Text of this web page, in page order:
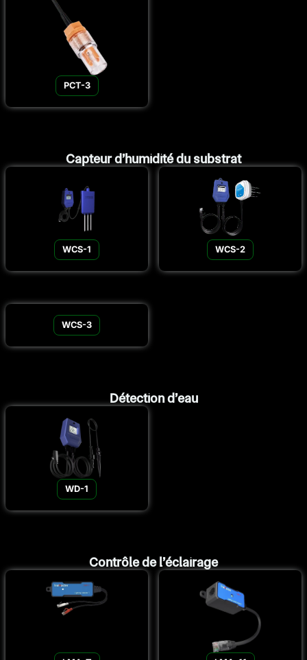
PCT-3
Capteur d’humidité du substrat
WCS-1 WCS-2
WCS-3
Détection d’eau
WD-1
Contrôle de l’éclairage